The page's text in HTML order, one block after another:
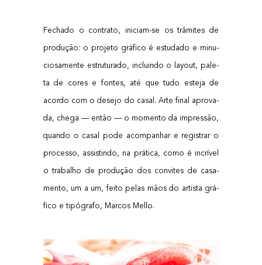
Fecha­do o con­tra­to, ini­ci­am-se os trâ­mi­tes de
pro­du­ção: o pro­je­to grá­fi­co é estu­da­do e minu­
ci­o­sa­men­te estru­tu­ra­do, incluin­do o layout, pale­
ta de cores e fon­tes, até que tudo este­ja de
acor­do com o dese­jo do casal. Arte final apro­va­
da, che­ga — então — o momen­to da impres­são,
quan­do o casal pode acom­pa­nhar e regis­trar o
pro­ces­so, assis­tin­do, na prá­ti­ca, como é incrí­vel
o tra­ba­lho de pro­du­ção dos con­vi­tes de casa­
men­to, um a um, fei­to pelas mãos do artis­ta grá­
fi­co e tipó­gra­fo, Mar­cos Mello.